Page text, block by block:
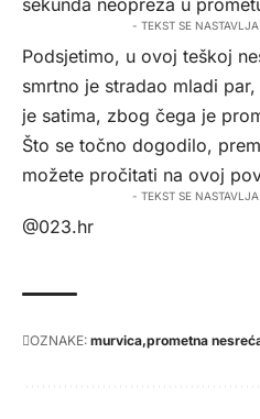
sekunda neopreza u
- TEKST SE
Podsjetimo, u ovoj teškoj
smrtno je stradao mladi
je satima, zbog čega je
Što se točno dogodilo,
možete pročitati na ovoj
- TEKST SE
@023.hr
OZNAKE: murvica prometna